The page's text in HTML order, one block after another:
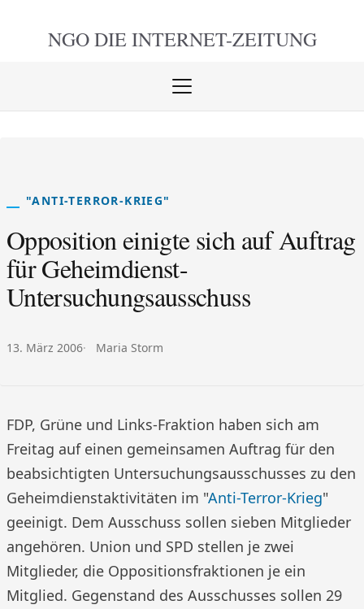
NGO DIE INTERNET-ZEITUNG
Menü
"ANTI-TERROR-KRIEG"
Opposition einigte sich auf Auftrag
für Geheimdienst-
Untersuchungsausschuss
Veröffentlicht am:
13. März 2006 Autor:
Maria Storm
FDP, Grüne und Links-Fraktion haben sich am
Freitag auf einen gemeinsamen Auftrag für den
beabsichtigten Untersuchungsausschusses zu den
Geheimdienstaktivitäten im "Anti-Terror-Krieg"
geeinigt. Dem Ausschuss sollen sieben Mitglieder
angehören. Union und SPD stellen je zwei
Mitglieder, die Oppositionsfraktionen je ein
Mitglied. Gegenstand des Ausschusses sollen 29